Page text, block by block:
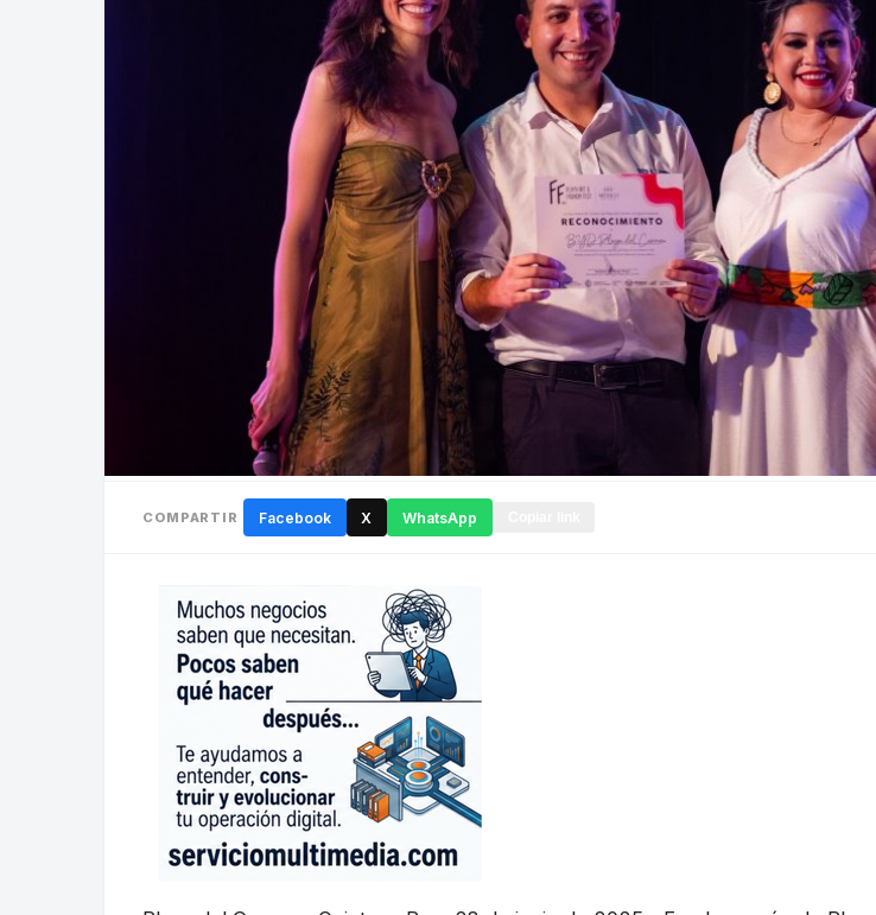
COMPARTIR Facebook X WhatsApp